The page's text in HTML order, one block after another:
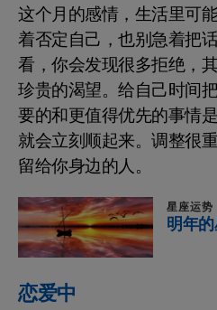
这个月的感情，生活里可
着否定自己，也别急着把
看，你会发现很多拒绝，
珍贵的渴望。给自己时间
要的和更值得优先的事情
就会立刻顺起来。调整很
留给你身边的人。
星座运势
明年
恋爱中